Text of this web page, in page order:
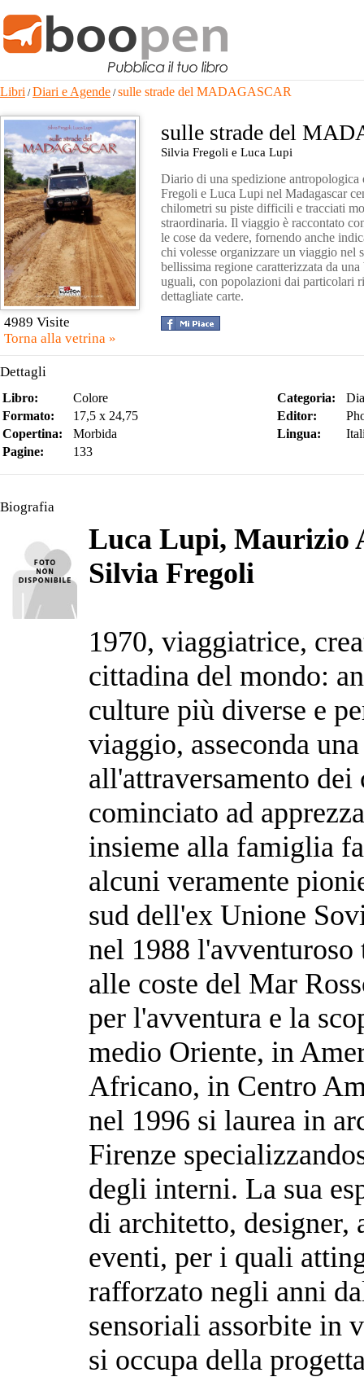
Libri /Diari e Agende /sulle strade del MADAGASCAR
4989 Visite
Torna alla vetrina »
sulle strade del
Silvia Fregoli e Luca Lupi
Diario di una spedizione
Fregoli e Luca Lupi nel Madagascar
chilometri su piste difficili e tracciati
straordinaria. Il viaggio è raccontato
le cose da vedere, fornendo anche
chi volesse organizzare un viaggio nel
bellissima regione caratterizzata da
uguali, con popolazioni dai particolari
dettagliate carte.
Dettagli
Libro:
Colore
Formato:
17,5 x 24,75
Copertina:
Morbida
Pagine:
133
Categoria:
Editor:
Lingua:
Biografia
Luca Lupi, Maurizio
Silvia Fregoli
1970, viaggiatrice,
cittadina del mondo:
culture più diverse e
viaggio, asseconda
all'attraversamento
cominciato ad
insieme alla famiglia
alcuni veramente
sud dell'ex Unione
nel 1988
alle coste del Mar
per l'avventura e la
medio Oriente, in
Africano, in Centro
nel 1996 si laurea in
Firenze
degli interni. La sua
di architetto, designer,
eventi, per i quali
rafforzato negli anni
sensoriali assorbite in
si occupa della